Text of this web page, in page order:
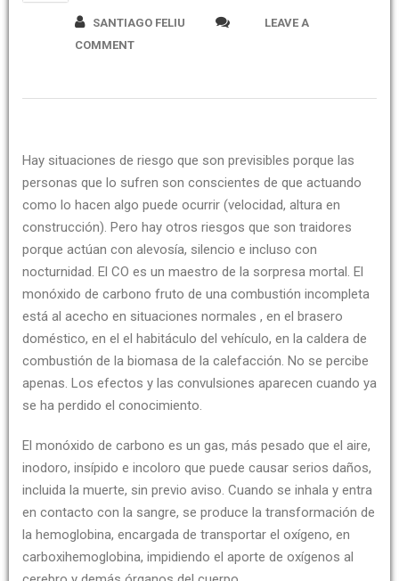
SANTIAGO FELIU
LEAVE A
COMMENT
Hay situaciones de riesgo que son previsibles porque las
personas que lo sufren son conscientes de que actuando
como lo hacen algo puede ocurrir (velocidad, altura en
construcción). Pero hay otros riesgos que son traidores
porque actúan con alevosía, silencio e incluso con
nocturnidad. El CO es un maestro de la sorpresa mortal. El
monóxido de carbono fruto de una combustión incompleta
está al acecho en situaciones normales , en el brasero
doméstico, en el el habitáculo del vehículo, en la caldera de
combustión de la biomasa de la calefacción. No se percibe
apenas. Los efectos y las convulsiones aparecen cuando ya
se ha perdido el conocimiento.
El monóxido de carbono es un gas, más pesado que el aire,
inodoro, insípido e incoloro que puede causar serios daños,
incluida la muerte, sin previo aviso. Cuando se inhala y entra
en contacto con la sangre, se produce la transformación de
la hemoglobina, encargada de transportar el oxígeno, en
carboxihemoglobina, impidiendo el aporte de oxígenos al